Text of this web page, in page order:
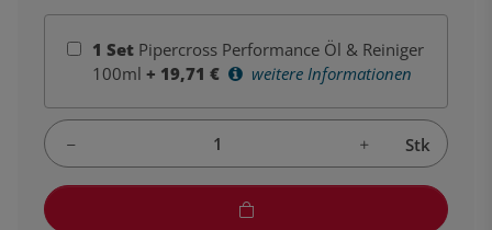
1 Set Pipercross Performance Öl & Reiniger
100ml + 19,71 € weitere Informationen
Stk